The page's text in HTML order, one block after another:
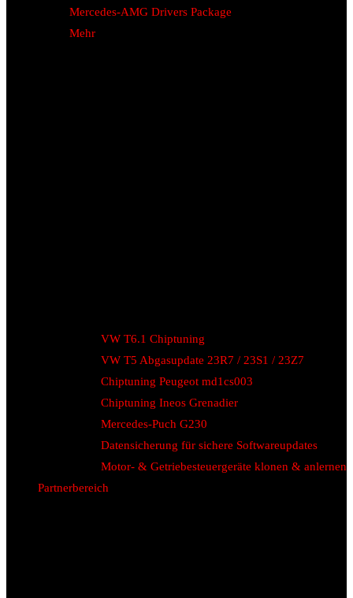
Mercedes-AMG Drivers Package
Mehr
VW T6.1 Chiptuning
VW T5 Abgasupdate 23R7 / 23S1 / 23Z7
Chiptuning Peugeot md1cs003
Chiptuning Ineos Grenadier
Mercedes-Puch G230
Datensicherung für sichere Softwareupdates
Motor- & Getriebesteuergeräte klonen & anlernen
Partnerbereich